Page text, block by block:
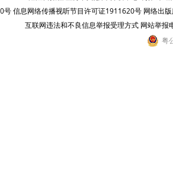
号 信息网络传播视听节目许可证1911620号 网络出
互联网违法和不良信息举报受理方式 网站举
粤